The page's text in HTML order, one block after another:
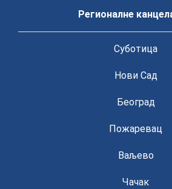
Регионалне
Суботица
Нови Сад
Београд
Пожаревац
Ваљево
Чачак